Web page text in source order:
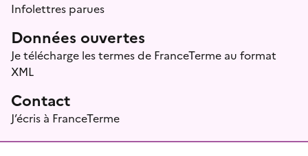
Infolettres parues
Données ouvertes
Je télécharge les termes de FranceTerme au format
XML
Contact
J’écris à FranceTerme